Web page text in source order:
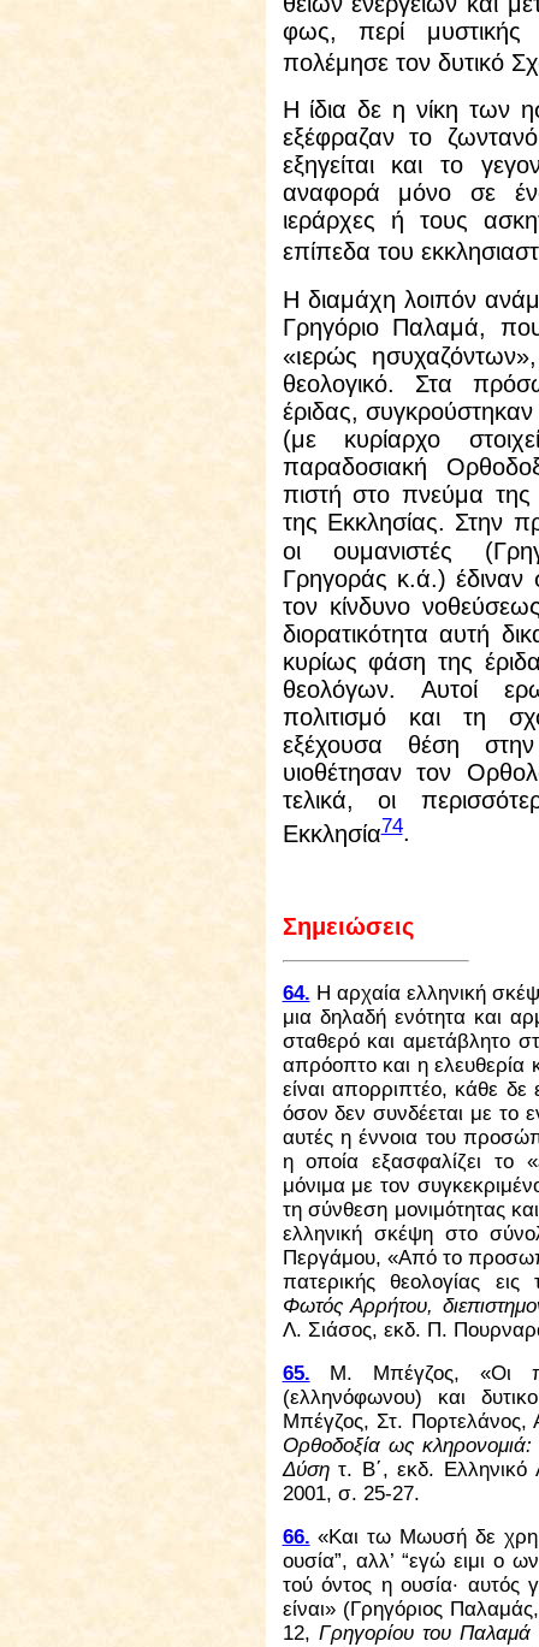
φως, περί
πολέμησε τον δυτικό
Η ίδια δε η νίκη των
εξέφραζαν το
εξηγείται και το
αναφορά μόνο σε
ιεράρχες ή τους
επίπεδα του
Η διαμάχη λοιπόν
Γρηγόριο Παλαμά,
«ιερώς η
θεολογικό. Στα
έριδας, συγκρούστηκαν
(με κυρίαρχο
παραδοσιακή
πιστή στο πνεύμα
της Εκκλησίας. Στην
οι ουμανιστές
Γρηγοράς κ.ά.) έδιναν
τον κίνδυνο
διορατικότητα αυτή
κυρίως φάση της
θεολόγων. Αυτοί
πολιτισμό και τη
εξέχουσα θέση στην
υιοθέτησαν τον
τελικά, οι
Εκκλησία74.
Σημειώσεις
64. Η αρχαία ελληνική
μια δηλαδή ενότητα και
σταθερό και αμετάβλητο
απρόοπτο και η ελευθερία
είναι απορριπτέο, κάθε δε
όσον δεν συνδέεται με το
αυτές η έννοια του
η οποία εξασφαλίζει το
μόνιμα με τον
τη σύνθεση μονιμότητας
ελληνική σκέψη στο
Περγάμου, «Από το
πατερικής θεολογίας
Φωτός Αρρήτου,
Λ. Σιάσος, εκδ. Π.
65. Μ. Μπέγζος, «Οι
(ελληνόφωνου) και
Μπέγζος, Στ.
Ορθοδοξία ως
Δύσητ. Β΄, εκδ.
2001, σ. 25-27.
66. «Και τω Μωυσή δε
ουσία”, αλλ’ “εγώ ειμι ο
τού όντος η ουσία·
είναι» (Γρηγόριος
12, Γρηγορίου του